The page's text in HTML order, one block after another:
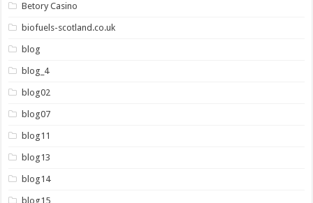
Betory Casino
biofuels-scotland.co.uk
blog
blog_4
blog02
blog07
blog11
blog13
blog14
blog15